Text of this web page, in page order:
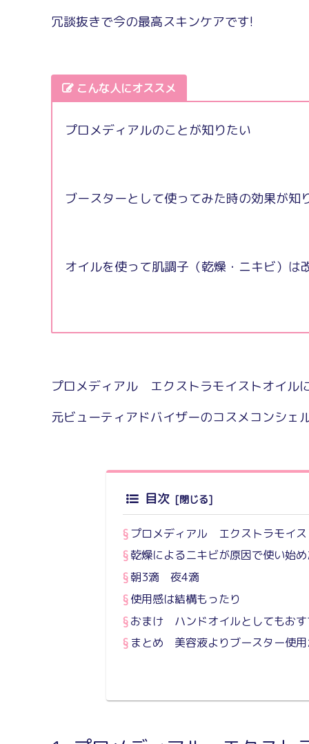
冗談抜きで今の最高スキンケアです!
こんな人にオススメ
プロメディアルのことが知りたい
ブースターとして使ってみた時の効果が知
オイルを使って肌調子（乾燥・ニキビ）は
プロメディアル エクストラモイストオイル
元ビューティアドバイザーのコスメコンシェ
目次
プロメディアル エクストラモイス
乾燥によるニキビが原因で使い始
朝3滴 夜4滴
使用感は結構もったり
おまけ ハンドオイルとしてもお
まとめ 美容液よりブースター使